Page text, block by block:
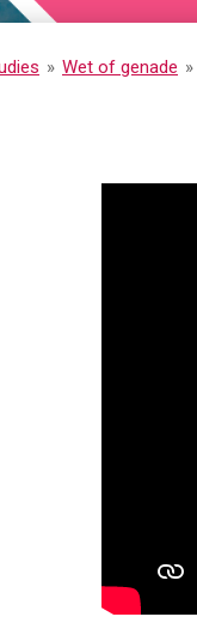
» Wet of genade »